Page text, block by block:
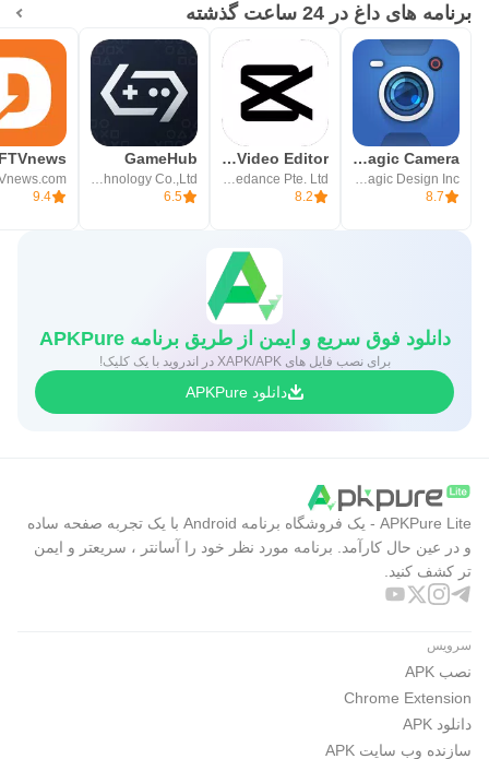
برنامه های داغ در 24 ساعت گذشته
Blackmagic Camera
8.7
CapCut: Photo & Video Editor
8.2
GameHub
6.5
9.4
دانلود فوق سریع و ایمن از طریق برنامه APKPure
برای نصب فایل های XAPK/APK در اندروید با یک کلیک!
دانلود APKPure
APKPure Lite - یک فروشگاه برنامه Android با یک تجربه صفحه ساده
و در عین حال کارآمد. برنامه مورد نظر خود را آسانتر ، سریعتر و ایمن
تر کشف کنید.
سرویس
نصب APK
Chrome Extension
دانلود APK
سازنده وب سایت APK